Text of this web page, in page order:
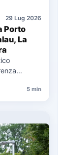
29 Lug 2026
Porto
La
5 min